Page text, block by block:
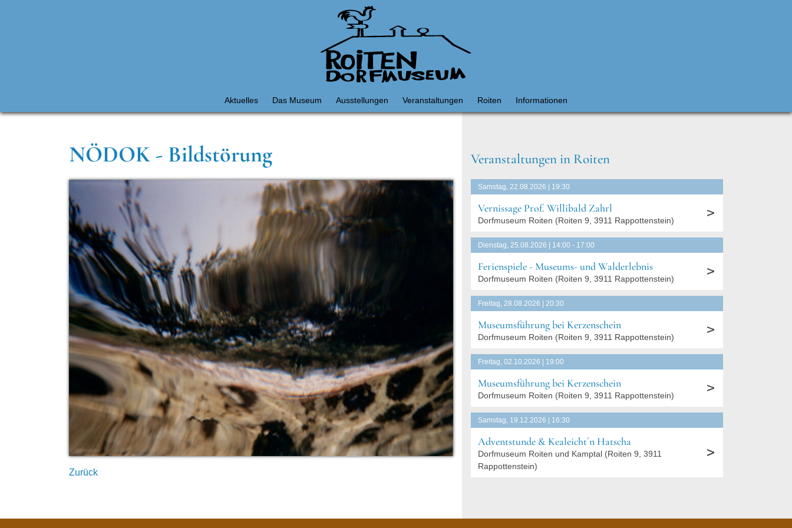
Aktuelles Das Museum Ausstellungen Veranstaltungen Roiten Informationen
NÖDOK - Bildstörung
Zurück
Veranstaltungen in Roiten
Samstag, 22.08.2026 | 19:30
Vernissage Prof. Willibald Zahrl
Dorfmuseum Roiten (Roiten 9, 3911 Rappottenstein)
Dienstag, 25.08.2026 | 14:00 - 17:00
Ferienspiele - Museums- und Walderlebnis
Dorfmuseum Roiten (Roiten 9, 3911 Rappottenstein)
Freitag, 28.08.2026 | 20:30
Museumsführung bei Kerzenschein
Dorfmuseum Roiten (Roiten 9, 3911 Rappottenstein)
Freitag, 02.10.2026 | 19:00
Museumsführung bei Kerzenschein
Dorfmuseum Roiten (Roiten 9, 3911 Rappottenstein)
Samstag, 19.12.2026 | 16:30
Adventstunde & Kealeicht´n Hatscha
Dorfmuseum Roiten und Kamptal (Roiten 9, 3911
Rappottenstein)